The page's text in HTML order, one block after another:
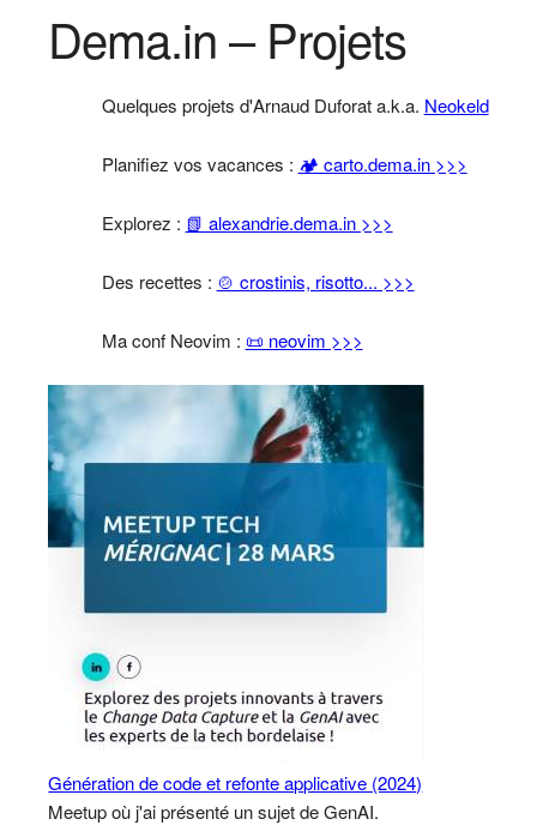
Dema.in – Projets
Quelques projets d'Arnaud Duforat a.k.a. Neokeld
Planifiez vos vacances : 🏕️ carto.dema.in >>>
Explorez : 📗 alexandrie.dema.in >>>
Des recettes : 🍲 crostinis, risotto... >>>
Ma conf Neovim : 📜 neovim >>>
Génération de code et refonte applicative (2024)
Meetup où j'ai présenté un sujet de GenAI.